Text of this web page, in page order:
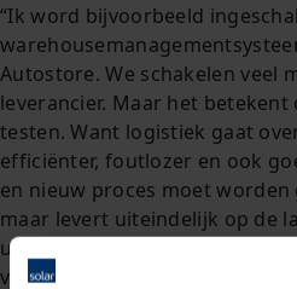
“Ik word bijvoorbeeld
Autostore. We schakelen veel
leverancier. Maar het betekent
testen. Want logistiek gaat
efficiënter, foutlozer en ook
en nieuw proces moet
maar levert uiteindelijk op de
uitbreiding van het DC is een
van 40.000 bakken naar